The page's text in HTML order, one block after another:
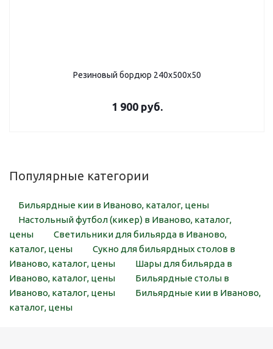
Резиновый бордюр 240х500х50
1 900 руб.
Популярные категории
Бильярдные кии в Иваново, каталог, цены
Настольный футбол (кикер) в Иваново, каталог,
цены
Светильники для бильярда в Иваново,
каталог, цены
Сукно для бильярдных столов в
Иваново, каталог, цены
Шары для бильярда в
Иваново, каталог, цены
Бильярдные столы в
Иваново, каталог, цены
Бильярдные кии в Иваново,
каталог, цены